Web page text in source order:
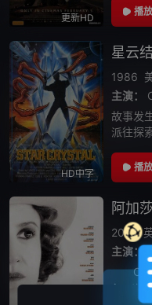
更新HD
始出现
毛骨悚
播
HD中字
星云
1986
主演：
故事发
派往探
人员进
太空怪
播
阿加
2019
主演：
On an
Agatha